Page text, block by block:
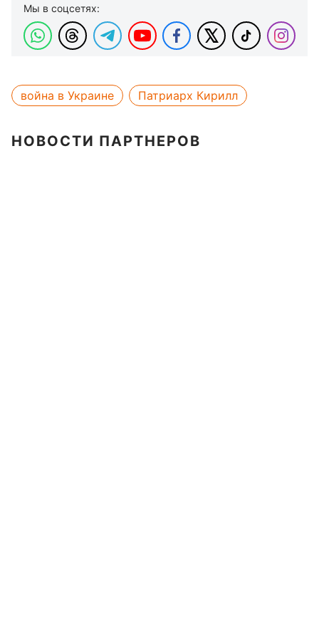
Мы в соцсетях:
война в Украине Патриарх Кирилл
НОВОСТИ ПАРТНЕРОВ